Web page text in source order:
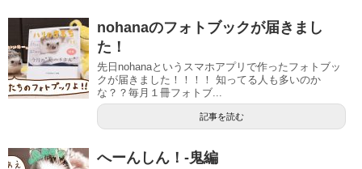
nohanaのフォトブックが届きまし
た！
先日nohanaというスマホアプリで作ったフォトブッ
クが届きました！！！！ 知ってる人も多いのか
な？？毎月１冊フォトブ...
記事を読む
へーんしん！-鬼編